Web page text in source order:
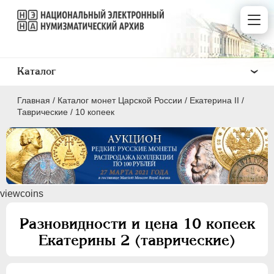
Главная / Каталог монет Царской России / Екатерина II /
Таврические / 10 копеек
viewcoins
Разновидности и цена 10 копеек
Екатерины 2 (таврические)
Каталог
ПEТР I 1699 - 1725
ЕКАТЕРИНА I
АННА ИОАННОВНА 1730-1740
ИОАНН АНТОНОВИЧ 1740-1741